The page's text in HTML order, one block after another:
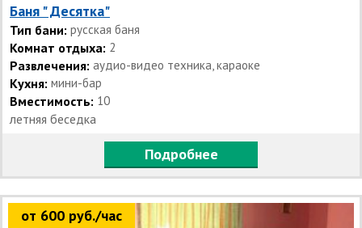
Баня " Десятка"
Тип бани: русская баня
Комнат отдыха: 2
Развлечения: аудио-видео техника, караоке
Кухня: мини-бар
Вместимость: 10
летняя беседка
Подробнее
от 600 руб./час